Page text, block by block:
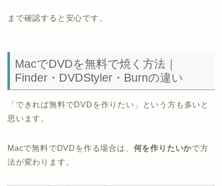
まで確認すると安心です。
MacでDVDを無料で焼く方法｜
Finder・DVDStyler・Burnの違い
「できれば無料でDVDを作りたい」という方も多いと
思います。
Macで無料でDVDを作る場合は、 何を作りたいかで方
法が変わります。